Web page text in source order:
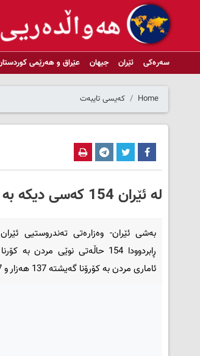
سەرەکی ئێران جیهان عێراق و هەرێمی
Home کەیسی تایبەت
لە ئێران 154 کەسی دیکە بە کۆرۆنا گیانیان لەدەستدا
ڕابردوودا 154 حاڵەتی نوێی مردن
ئاماری مردن بە کۆرۆنا گەیشتە 137 هەزار و 747 حاڵەت.